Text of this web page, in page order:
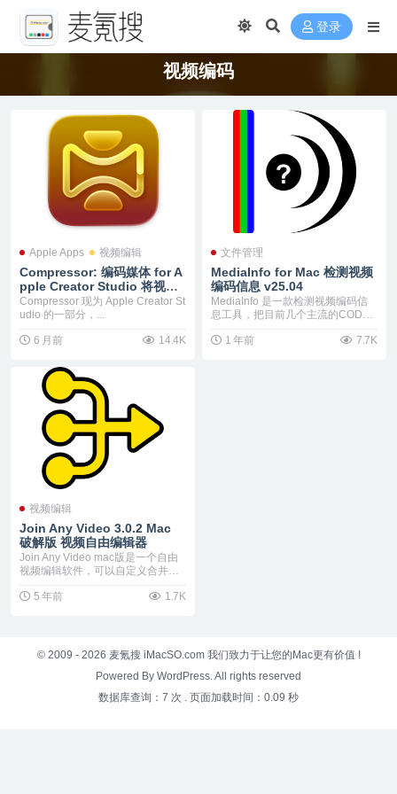
登录
视频编码
Apple Apps 视频编辑
Compressor: 编码媒体 for A
pple Creator Studio 将视频
导出为任何格式 v5.0
Compressor 现为 Apple Creator St
udio 的一部分，...
6 月前 14.4K
文件管理
MediaInfo for Mac 检测视频
编码信息 v25.04
MediaInfo 是一款检测视频编码信
息工具，把目前几个主流的CODEC
1 年前
7.7K
视频编辑
Join Any Video 3.0.2 Mac
破解版 视频自由编辑器
Join Any Video mac版是一个自由
视频编辑软件，可以自定义合并任
5 年前
1.7K
© 2009 - 2026 麦氪搜 iMacSO.com 我们致力于让您的Mac更有价值 !
Powered By WordPress. All rights reserved
数据库查询：7 次 . 页面加载时间：0.09 秒